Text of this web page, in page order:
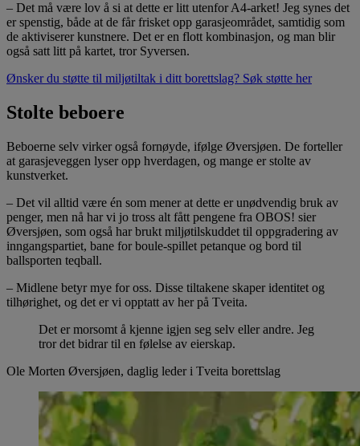
– Det må være lov å si at dette er litt utenfor A4-arket! Jeg synes det
er spenstig, både at de får frisket opp garasjeområdet, samtidig som
de aktiviserer kunstnere. Det er en flott kombinasjon, og man blir
også satt litt på kartet, tror Syversen.
Ønsker du støtte til miljøtiltak i ditt borettslag? Søk støtte her
Stolte beboere
Beboerne selv virker også fornøyde, ifølge Øversjøen. De forteller
at garasjeveggen lyser opp hverdagen, og mange er stolte av
kunstverket.
– Det vil alltid være én som mener at dette er unødvendig bruk av
penger, men nå har vi jo tross alt fått pengene fra OBOS! sier
Øversjøen, som også har brukt miljøtilskuddet til oppgradering av
inngangspartiet, bane for boule-spillet petanque og bord til
ballsporten teqball.
– Midlene betyr mye for oss. Disse tiltakene skaper identitet og
tilhørighet, og det er vi opptatt av her på Tveita.
Det er morsomt å kjenne igjen seg selv eller andre. Jeg
tror det bidrar til en følelse av eierskap.
Ole Morten Øversjøen, daglig leder i Tveita borettslag